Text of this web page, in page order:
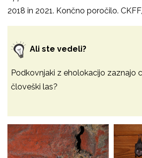
2018 in 2021. Končno poročilo.
Ali ste vedeli?
Podkovnjaki z eholokacijo zaznajo
človeški